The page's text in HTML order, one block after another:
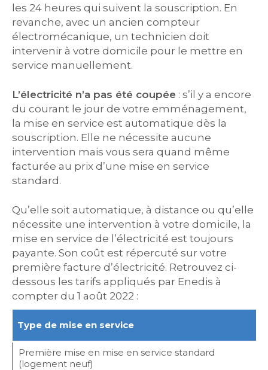
les 24 heures qui suivent la souscription. En
revanche, avec un ancien compteur
électromécanique, un technicien doit
intervenir à votre domicile pour le mettre en
service manuellement.
L’électricité n’a pas été coupée : s’il y a encore
du courant le jour de votre emménagement,
la mise en service est automatique dès la
souscription. Elle ne nécessite aucune
intervention mais vous sera quand même
facturée au prix d’une mise en service
standard.
Qu’elle soit automatique, à distance ou qu’elle
nécessite une intervention à votre domicile, la
mise en service de l’électricité est toujours
payante. Son coût est répercuté sur votre
première facture d’électricité. Retrouvez ci-
dessous les tarifs appliqués par Enedis à
compter du 1 août 2022 :
Type de mise en service
Première mise en mise en service standard
(logement neuf)